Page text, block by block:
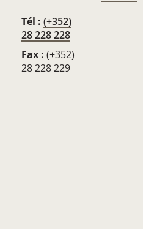
Tél : (+352)
28 228 228
Fax : (+352)
28 228 229